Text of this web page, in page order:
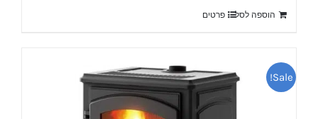
₪12,500.
₪10,500.
הוספה לסל פרטים
Sale!